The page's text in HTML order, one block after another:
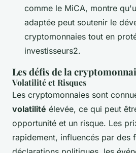
comme le MiCA, montre
adaptée peut soutenir le
cryptomonnaies tout en
investisseurs2.
Les défis de la
Volatilité et Risques
Les cryptomonnaies sont
volatilité élevée, ce qui peut
opportunité et un risque. Les
rapidement, influencés par des